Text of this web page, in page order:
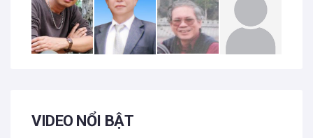
VIDEO NỔI BẬT